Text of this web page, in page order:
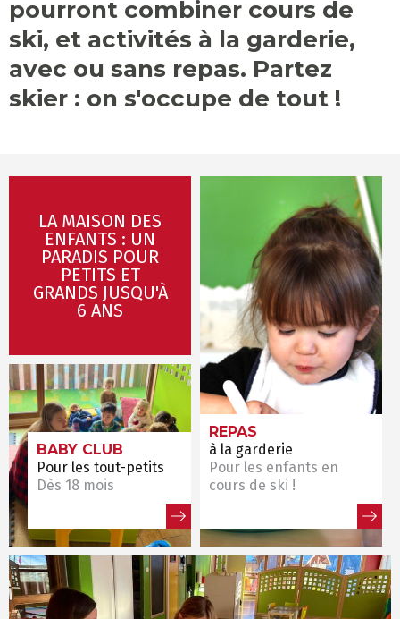
DU BUREAU ESF
AGENDA
ANIMATIONS
ANIMATIONS
GARDERIE
RÉSERVER
RÉSERVER
RÉSERVER
pourront combiner cours de
ski, et activités à la garderie,
avec ou sans repas. Partez
skier : on s'occupe de tout !
LA MAISON DES
ENFANTS : UN
PARADIS POUR
PETITS ET
GRANDS JUSQU'À
6 ANS
BABY CLUB
Pour les tout-petits
Dès 18 mois
REPAS
à la garderie
Pour les enfants en
cours de ski !